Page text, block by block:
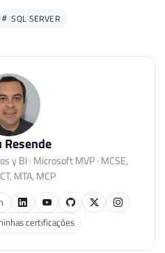
SQL SERVER
Resende
y BI · Microsoft MVP · MCSE,
MTA, MCP
certificações